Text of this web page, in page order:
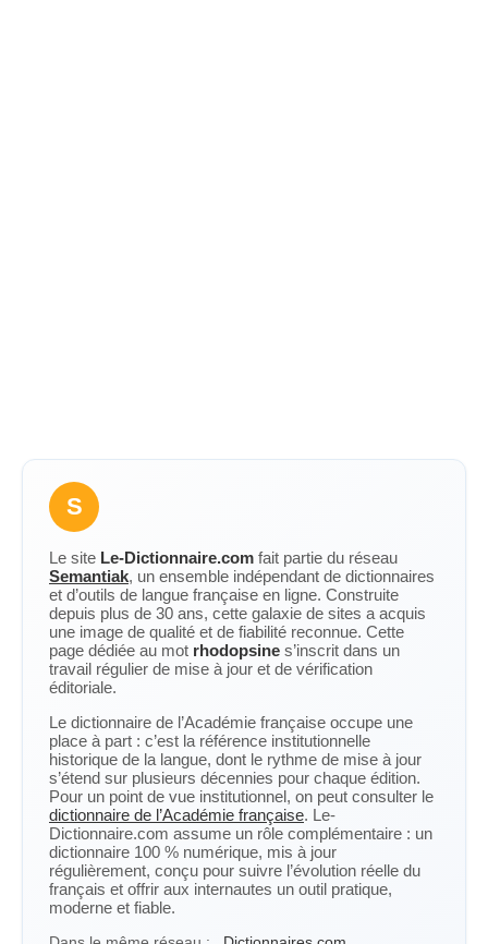
S
Le site Le-Dictionnaire.com fait partie du réseau
Semantiak, un ensemble indépendant de dictionnaires
et d’outils de langue française en ligne. Construite
depuis plus de 30 ans, cette galaxie de sites a acquis
une image de qualité et de fiabilité reconnue. Cette
page dédiée au mot rhodopsine s’inscrit dans un
travail régulier de mise à jour et de vérification
éditoriale.
Le dictionnaire de l’Académie française occupe une
place à part : c’est la référence institutionnelle
historique de la langue, dont le rythme de mise à jour
s’étend sur plusieurs décennies pour chaque édition.
Pour un point de vue institutionnel, on peut consulter le
dictionnaire de l’Académie française. Le-
Dictionnaire.com assume un rôle complémentaire : un
dictionnaire 100 % numérique, mis à jour
régulièrement, conçu pour suivre l’évolution réelle du
français et offrir aux internautes un outil pratique,
moderne et fiable.